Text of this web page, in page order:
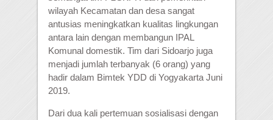
wilayah Kecamatan dan desa sangat
antusias meningkatkan kualitas lingkungan
antara lain dengan membangun IPAL
Komunal domestik. Tim dari Sidoarjo juga
menjadi jumlah terbanyak (6 orang) yang
hadir dalam Bimtek YDD di Yogyakarta Juni
2019.
Dari dua kali pertemuan sosialisasi dengan